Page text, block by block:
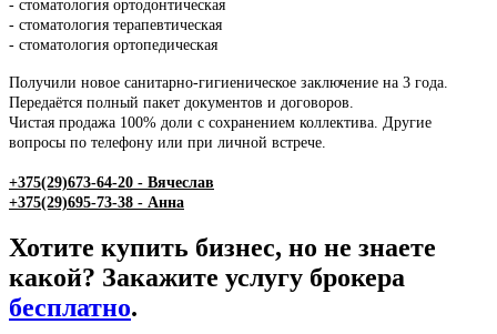
- стоматология ортодонтическая
- стоматология терапевтическая
- стоматология ортопедическая
Получили новое санитарно-гигиеническое заключение на 3 года.
Передаётся полный пакет документов и договоров.
Чистая продажа 100% доли с сохранением коллектива. Другие
вопросы по телефону или при личной встрече.
+375(29)673-64-20 - Вячеслав
+375(29)695-73-38 - Анна
Хотите купить бизнес, но не знаете
какой? Закажите услугу брокера
бесплатно.